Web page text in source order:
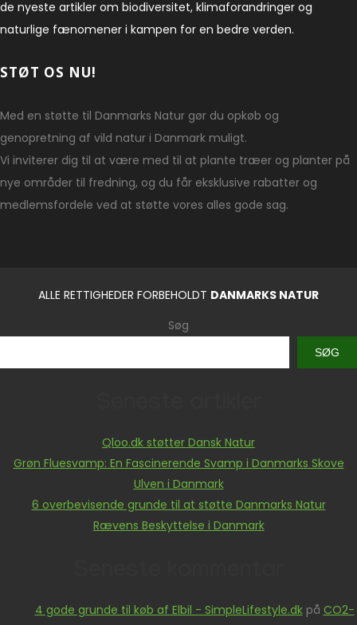
de nyeste artikler om biodiversitet, klimaforandringer og
naturlige fænomener i kampen for en bedre verden.
STØT OS NU!
Med en støtte til Danmarks Natur gør du opkøb og
genopretning af vild natur i Danmark muligt.
Vi inviterer dig til at være med til at plante træer og planter på
nye områder til fredning, og du får eksklusive rabatter og
medlemsfordele ved at støtte vores alles gode sag.
ALLE RETTIGHEDER FORBEHOLDT DANMARKS NATUR
Søg
SØG
Qloo.dk støtter Dansk Natur
Grøn Fluesvamp: En Fascinerende Svamp i Danmarks Skove
Ulven i Danmark
6 overbevisende grunde til at støtte Danmarks Natur
Rævens Beskyttelse i Danmark
4 gode grunde til køb af Elbil - SimpleLifestyle.dkpå CO2-